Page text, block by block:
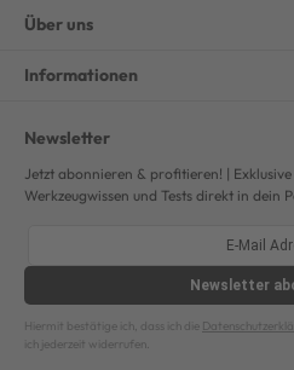
Über uns
Informationen
Newsletter
Jetzt abonnieren & profitieren! |
Werkzeugwissen und Tests direkt in dein
Newsletter
Hiermit bestätige ich, dass ich die
ich jederzeit widerrufen.